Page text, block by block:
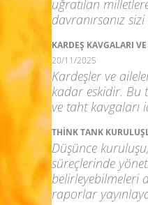
uğratılan
davranırsanız
KARDEŞ KAVGALARI
20/11/2025
Kardeşler ve
kadar eskidir. Bu
ve taht kavgaları
THİNK TANK
Düşünce
süreçlerinde
belirleyebilmeleri
raporlar